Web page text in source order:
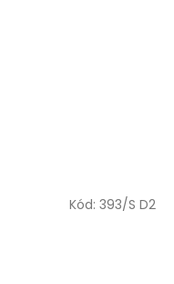
Kód: 393/S D2